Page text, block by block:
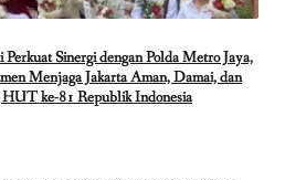
Sinergi dengan Polda Metro Jaya,
Menjaga Jakarta Aman, Damai, dan
HUT ke-81 Republik Indonesia